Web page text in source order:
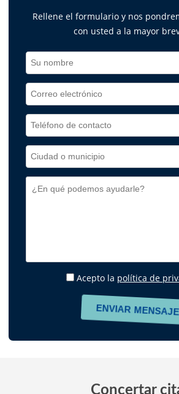
Rellene el formulario y nos
con usted a la mayor
Acepto la política de
Concertar